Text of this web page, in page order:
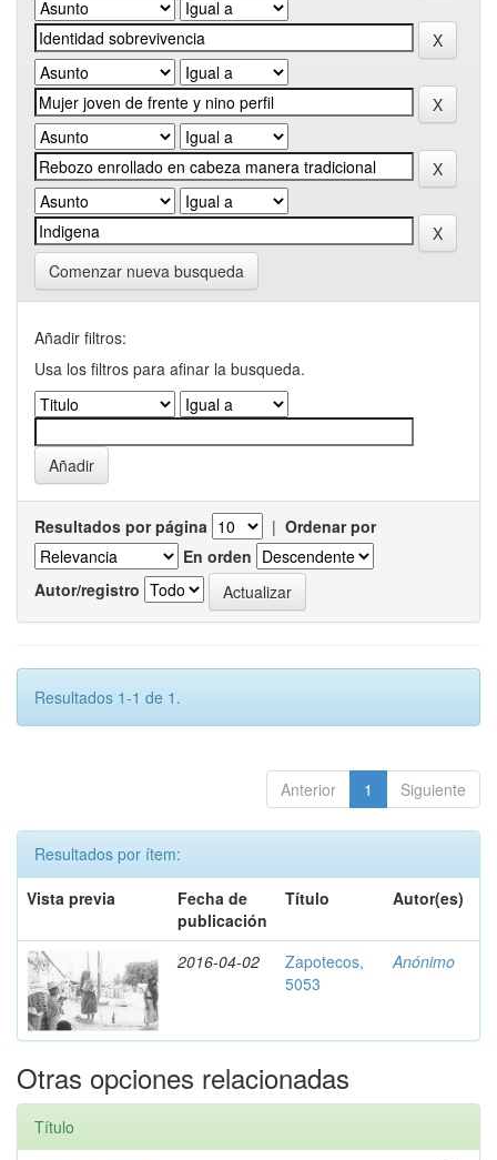
Comenzar nueva busqueda
Añadir filtros:
Usa los filtros para afinar la busqueda.
Resultados por página | Ordenar por
En orden
Autor/registro
Resultados 1-1 de 1.
Anterior 1 Siguiente
Resultados por ítem:
Vista previa
Fecha de
publicación
Título Autor(es)
2016-04-02
Zapotecos,
5053
Anónimo
Otras opciones relacionadas
Título